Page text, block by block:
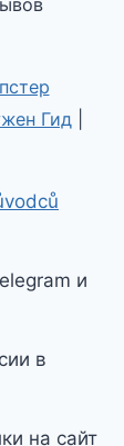
Гид
и
в
на сайт